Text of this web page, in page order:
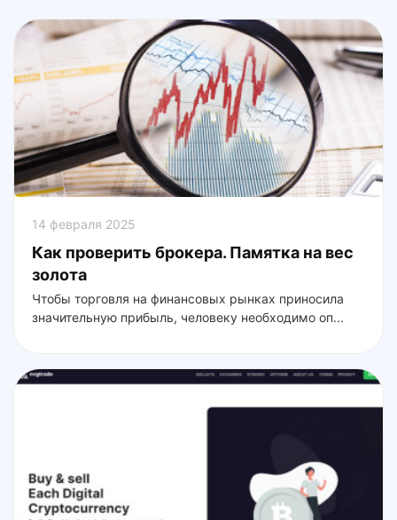
14 февраля 2025
Как проверить брокера. Памятка на вес
золота
Чтобы торговля на финансовых рынках приносила
значительную прибыль, человеку необходимо оп...